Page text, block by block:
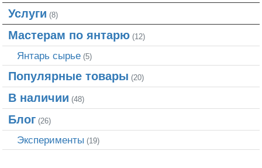
Услуги (8)
Мастерам по янтарю (12)
Янтарь сырье (5)
Популярные товары (20)
В наличии (48)
Блог (26)
Эксперименты (19)